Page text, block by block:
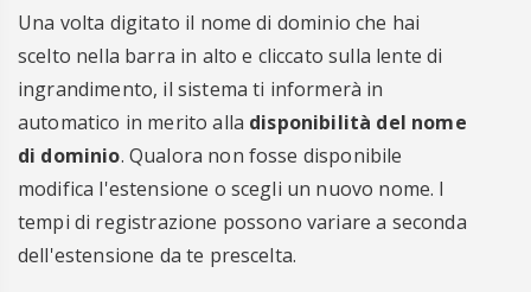
Una volta digitato il nome di dominio che hai
scelto nella barra in alto e cliccato sulla lente di
ingrandimento, il sistema ti informerà in
automatico in merito alla disponibilità del nome
di dominio. Qualora non fosse disponibile
modifica l'estensione o scegli un nuovo nome. I
tempi di registrazione possono variare a seconda
dell'estensione da te prescelta.